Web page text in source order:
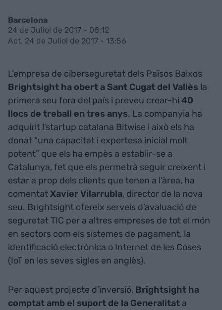
Barcelona
24 de Juliol de 2017 - 08:12
Act. 24 de Juliol de 2017 - 13:56
L’empresa de ciberseguretat dels Països Baixos
Brightsight ha obert a Sant Cugat del Vallès la
primera seu fora del país i preveu crear-hi 40
llocs de treball en tres anys. La companyia ha
adquirit l’startup catalana Bitwise i això els ha
donat “una capacitat i expertesa inicial molt
potent” que els ha empès a establir-se a
Catalunya, fet que els permetrà seguir creixent i
estar a prop dels clients que tenen a l’àrea, ha
comentatXavier Vilarrubla, director de la nova
seu. Brightsight ofereix serveis d’avaluació de
seguretat TIC per a altres empreses de tot el món
en sectors com els sistemes de pagament, la
identificació electrònica o Internet de les Coses
(IoT en les seves sigles en anglès).
Per aquest projecte d’inversió, Brightsight ha
comptat amb el suport de la Generalitat a